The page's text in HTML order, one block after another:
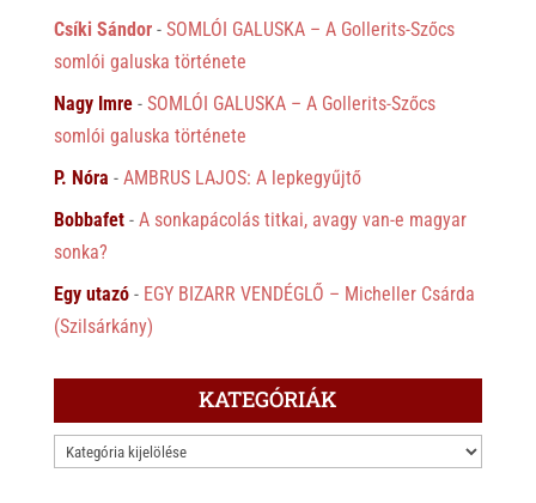
Csíki Sándor- SOMLÓI GALUSKA – A Gollerits-Szőcs
somlói galuska története
Nagy Imre- SOMLÓI GALUSKA – A Gollerits-Szőcs
somlói galuska története
P. Nóra - AMBRUS LAJOS: A lepkegyűjtő
Bobbafet- A sonkapácolás titkai, avagy van-e magyar
sonka?
Egy utazó- EGY BIZARR VENDÉGLŐ – Micheller Csárda
(Szilsárkány)
KATEGÓRIÁK
KATEGÓRIÁK